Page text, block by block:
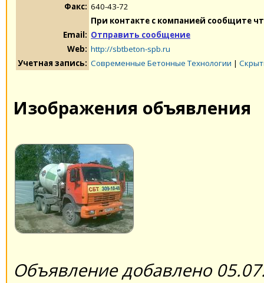
Факс: 640-43-72
При контакте с компанией сообщите
Email: Отправить сообщение
Web: http://sbtbeton-spb.ru
Учетная запись: Современные Бетонные Технологии |
Изображения объявления
Объявление добавлено